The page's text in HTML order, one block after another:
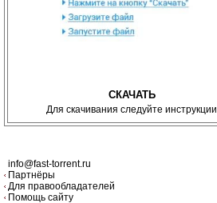
СКАЧАТЬ
Для скачивания следуйте инструкции
info@fast-torrent.ru
Партнёры
Для правообладателей
Помощь сайту